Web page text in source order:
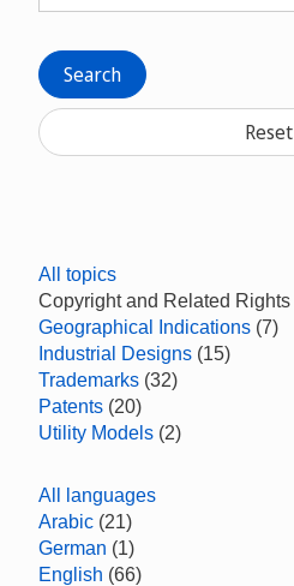
Search
Reset
All topics
Copyright and Related Rights
Geographical Indications (7)
Industrial Designs (15)
Trademarks (32)
Patents (20)
Utility Models (2)
All languages
Arabic (21)
German (1)
English (66)